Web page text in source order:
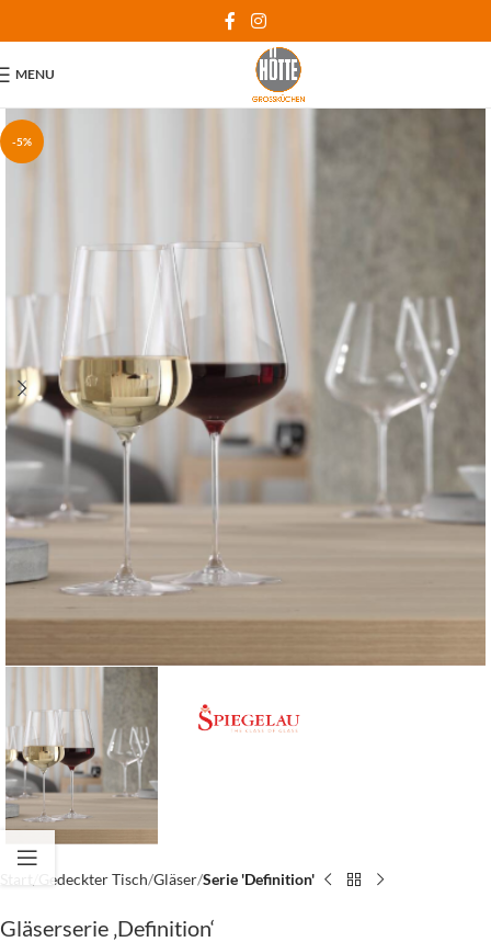
MENU
-5%
Gedeckter Tisch Gläser Serie 'Definition'
Gläserserie ‚Definition‘